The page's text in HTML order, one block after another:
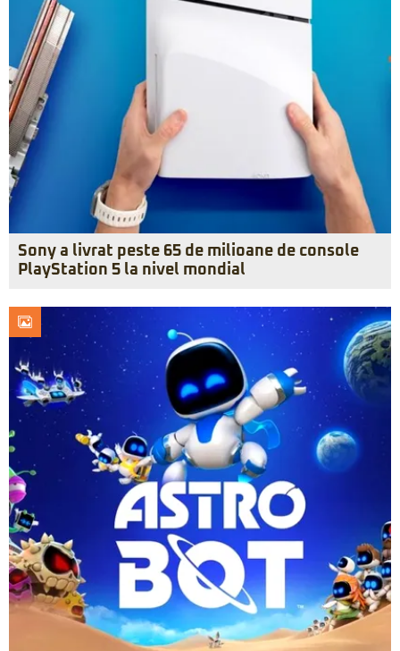
Sony a livrat peste 65 de milioane de console
PlayStation 5 la nivel mondial